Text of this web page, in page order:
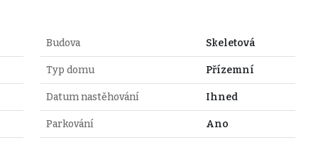
Budova Skeletová
Typ domu Přízemní
Datum nastěhování Ihned
Parkování Ano